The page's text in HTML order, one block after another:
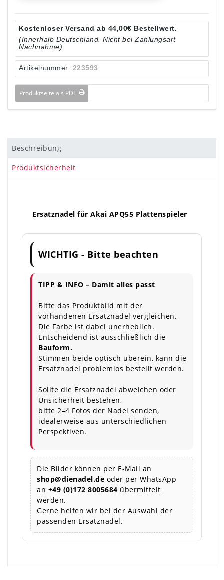
Kostenloser Versand ab 44,00€ Bestellwert.
(Innerhalb Deutschland. Nicht bei Zahlungsart
Nachnahme)
Artikelnummer: 223593
Produktseite als PDF
Beschreibung
Produktsicherheit
Ersatznadel für Akai APQ55 Plattenspieler
WICHTIG - Bitte beachten
TIPP & INFO – Damit alles passt
Bitte das Produktbild mit der
vorhandenen Ersatznadel vergleichen.
Die Farbe ist dabei unerheblich.
Entscheidend ist ausschließlich die
Bauform.
Stimmen beide optisch überein, kann die
Ersatznadel problemlos bestellt werden.
Sollte die Ersatznadel abweichen oder
Unsicherheit bestehen,
bitte 2–4 Fotos der Nadel senden,
idealerweise aus unterschiedlichen
Perspektiven.
Die Bilder können per E-Mail an
shop@dienadel.de oder per WhatsApp
an +49 (0)172 8005684 übermittelt
werden.
Gerne helfen wir bei der Auswahl der
passenden Ersatznadel.